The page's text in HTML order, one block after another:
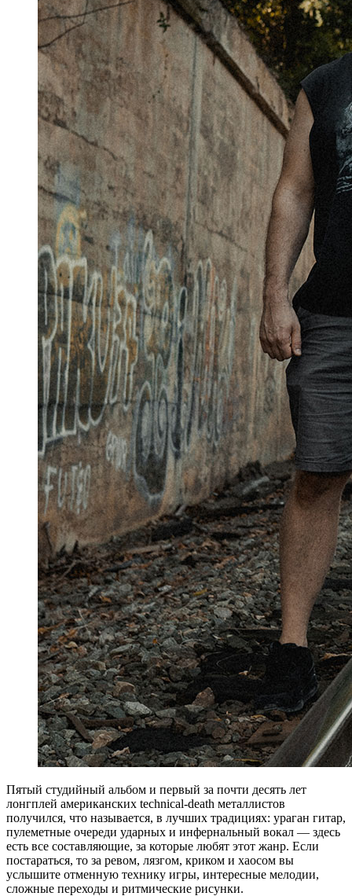
Пятый студийный альбом и первый за почти десять лет
лонгплей американских technical-death металлистов
получился, что называется, в лучших традициях: ураган гитар,
пулеметные очереди ударных и инфернальный вокал — здесь
есть все составляющие, за которые любят этот жанр. Если
постараться, то за ревом, лязгом, криком и хаосом вы
услышите отменную технику игры, интересные мелодии,
сложные переходы и ритмические рисунки.